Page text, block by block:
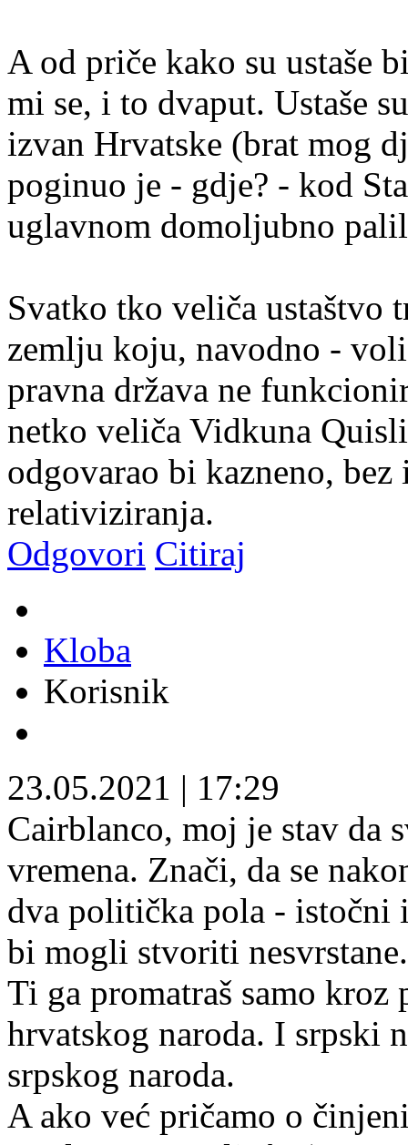
A od priče kako su ustaše
mi se, i to dvaput. Ustaše
izvan Hrvatske (brat mog
poginuo je - gdje? - kod
uglavnom domoljubno
Svatko tko veliča ustaštvo
zemlju koju, navodno -
pravna država ne
netko veliča Vidkuna
odgovarao bi kazneno,
relativiziranja.
Odgovori Citiraj
Kloba
Korisnik
23.05.2021 | 17:29
Cairblanco, moj je stav da
vremena. Znači, da se
dva politička pola - istočni
bi mogli stvoriti nesvrstane.
Ti ga promatraš samo
hrvatskog naroda. I srpski
srpskog naroda.
A ako već pričamo o